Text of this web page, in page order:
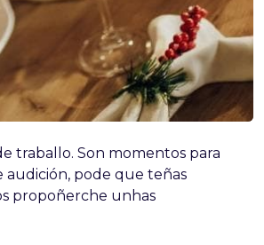
traballo. Son momentos para
audición, pode que teñas
propoñerche unhas